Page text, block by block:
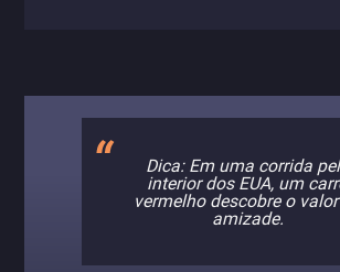
Dica: Em uma corrida
interior dos EUA, um
vermelho descobre o
amizade.